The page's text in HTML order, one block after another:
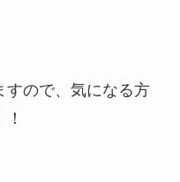
すので、気になる方